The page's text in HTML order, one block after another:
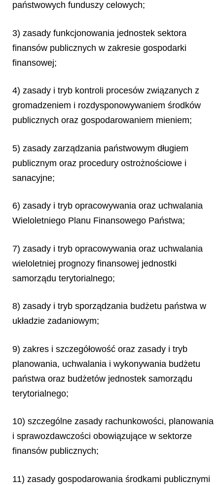
państwowych funduszy celowych;
3) zasady funkcjonowania jednostek sektora
finansów publicznych w zakresie gospodarki
finansowej;
4) zasady i tryb kontroli procesów związanych z
gromadzeniem i rozdysponowywaniem środków
publicznych oraz gospodarowaniem mieniem;
5) zasady zarządzania państwowym długiem
publicznym oraz procedury ostrożnościowe i
sanacyjne;
6) zasady i tryb opracowywania oraz uchwalania
Wieloletniego Planu Finansowego Państwa;
7) zasady i tryb opracowywania oraz uchwalania
wieloletniej prognozy finansowej jednostki
samorządu terytorialnego;
8) zasady i tryb sporządzania budżetu państwa w
układzie zadaniowym;
9) zakres i szczegółowość oraz zasady i tryb
planowania, uchwalania i wykonywania budżetu
państwa oraz budżetów jednostek samorządu
terytorialnego;
10) szczególne zasady rachunkowości, planowania
i sprawozdawczości obowiązujące w sektorze
finansów publicznych;
11) zasady gospodarowania środkami publicznymi